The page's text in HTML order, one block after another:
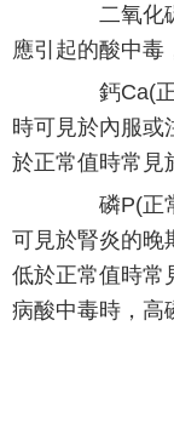
二氧化碳
應引起的酸中毒
鈣Ca(正
時可見於內服或
於正常值時常見
磷P(正常
可見於腎炎的晚
低於正常值時常
病酸中毒時，高